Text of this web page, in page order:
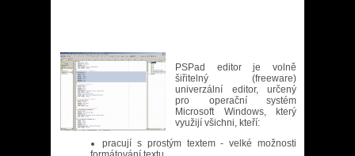
PSPad
editor je volně
šiřitelný (freeware)
univerzální editor, určený
pro operační systém
Microsoft Windows, který
využijí všichni, kteří:
pracují s prostým textem - velké možnosti